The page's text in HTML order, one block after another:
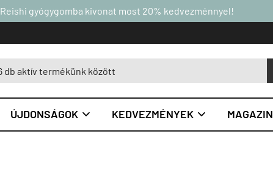
Reishi gyógygomba kivonat most 20% kedvezménnyel!
ÚJDONSÁGOK  KEDVEZMÉNYEK  MAGAZIN